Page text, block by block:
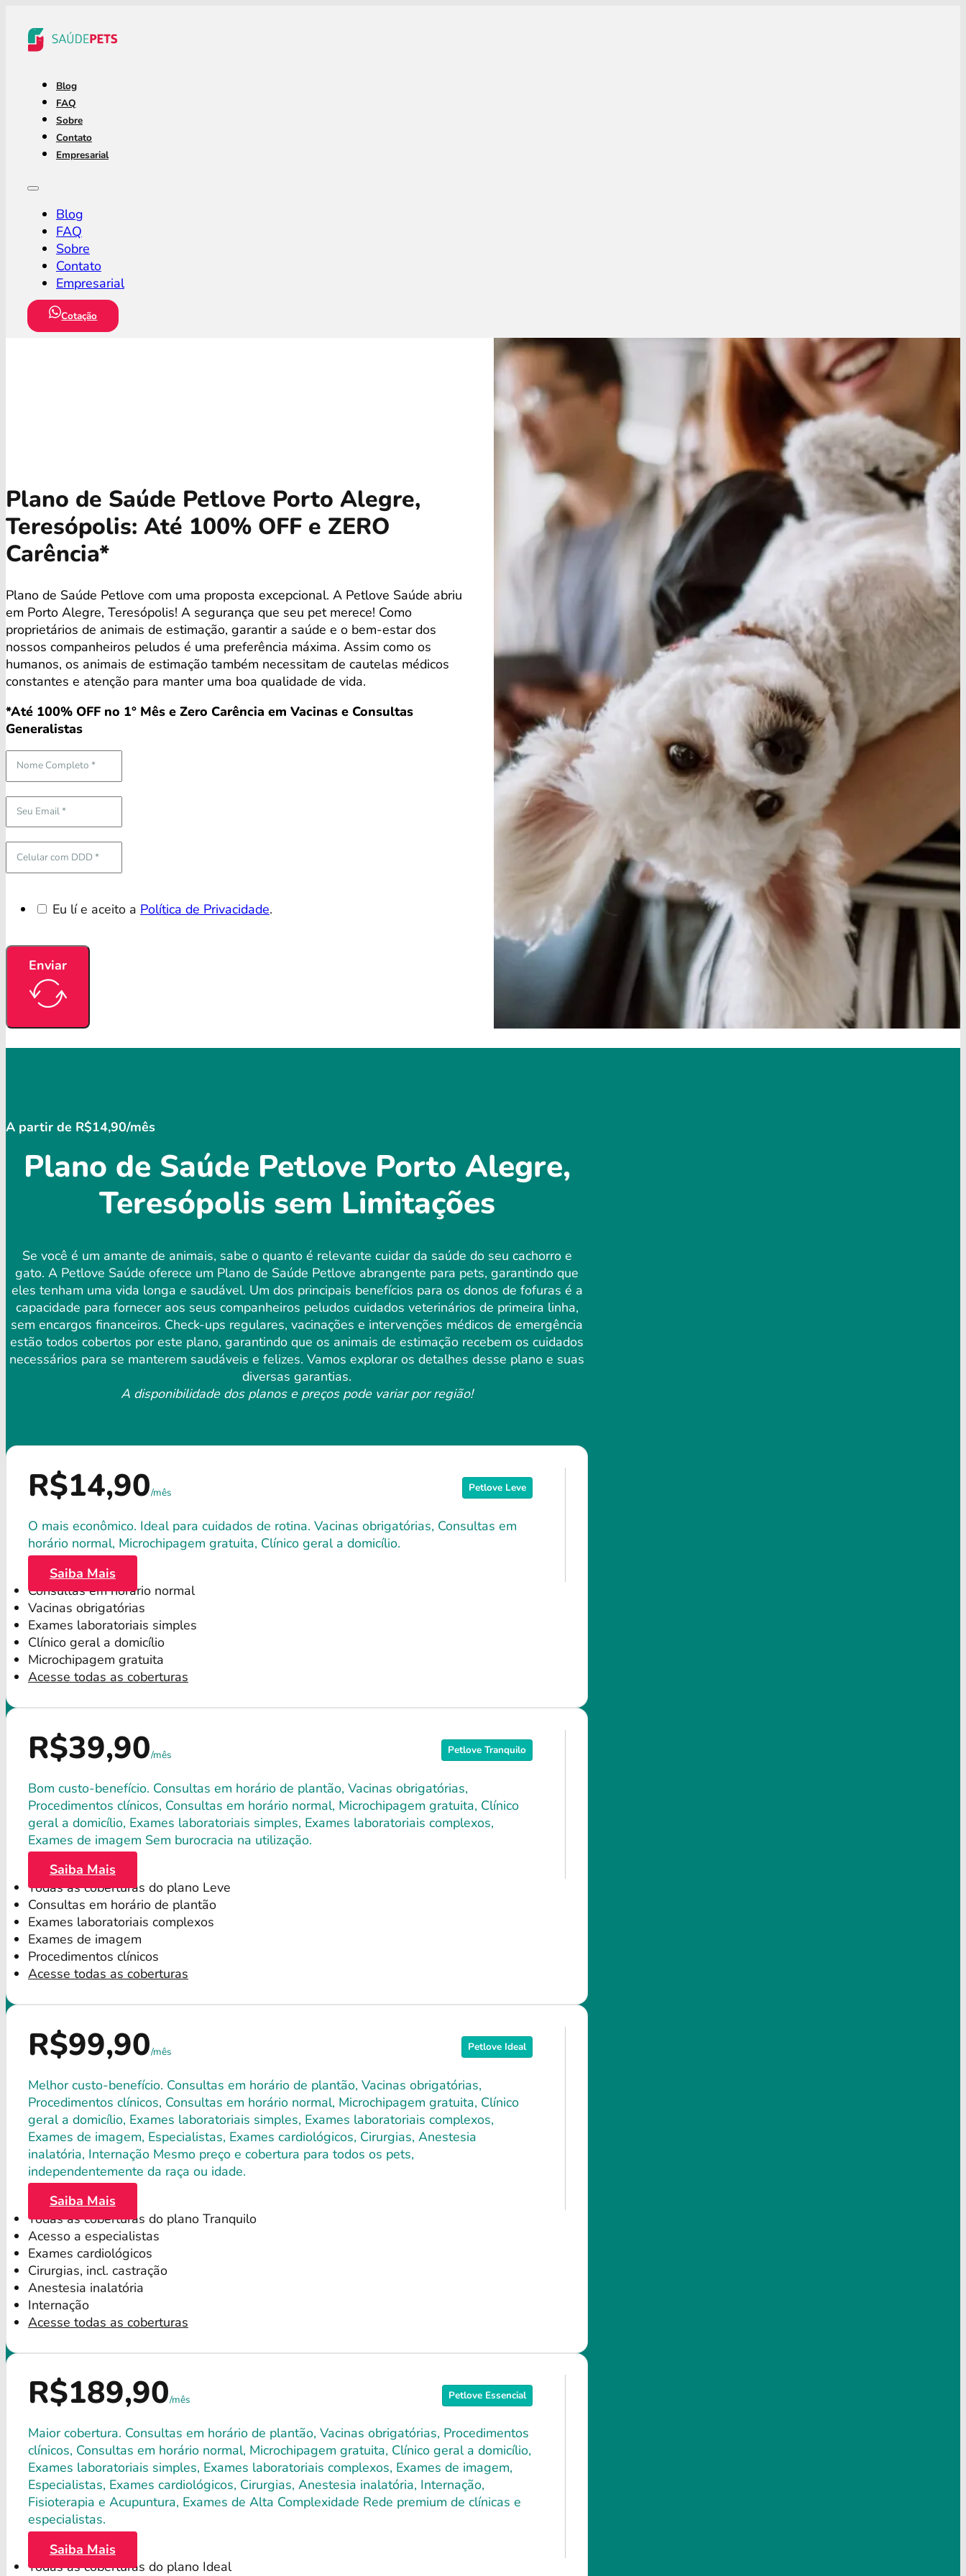
Blog
FAQ
Sobre
Contato
Empresarial
Blog
FAQ
Sobre
Contato
Empresarial
Cotação
Plano de Saúde Petlove Porto Alegre,
Teresópolis: Até 100% OFF e ZERO
Carência*
Plano de Saúde Petlove com uma proposta excepcional. A Petlove Saúde abriu
em Porto Alegre, Teresópolis! A segurança que seu pet merece! Como
proprietários de animais de estimação, garantir a saúde e o bem-estar dos
nossos companheiros peludos é uma preferência máxima. Assim como os
humanos, os animais de estimação também necessitam de cautelas médicos
constantes e atenção para manter uma boa qualidade de vida.
*Até 100% OFF no 1° Mês e Zero Carência em Vacinas e Consultas
Generalistas
Eu lí e aceito a Política de Privacidade.
Enviar
A partir de R$14,90/mês
Plano de Saúde Petlove Porto Alegre,
Teresópolis sem Limitações
Se você é um amante de animais, sabe o quanto é relevante cuidar da saúde do seu cachorro e
gato. A Petlove Saúde oferece um Plano de Saúde Petlove abrangente para pets, garantindo que
eles tenham uma vida longa e saudável. Um dos principais benefícios para os donos de fofuras é a
capacidade para fornecer aos seus companheiros peludos cuidados veterinários de primeira linha,
sem encargos financeiros. Check-ups regulares, vacinações e intervenções médicos de emergência
estão todos cobertos por este plano, garantindo que os animais de estimação recebem os cuidados
necessários para se manterem saudáveis ​​e felizes. Vamos explorar os detalhes desse plano e suas
diversas garantias.
A disponibilidade dos planos e preços pode variar por região!
Petlove Leve
R$14,90/mês
O mais econômico. Ideal para cuidados de rotina. Vacinas obrigatórias, Consultas em
horário normal, Microchipagem gratuita, Clínico geral a domicílio.
Saiba Mais
Consultas em horário normal
Vacinas obrigatórias
Exames laboratoriais simples
Clínico geral a domicílio
Microchipagem gratuita
Acesse todas as coberturas
Petlove Tranquilo
R$39,90/mês
Bom custo-benefício. Consultas em horário de plantão, Vacinas obrigatórias,
Procedimentos clínicos, Consultas em horário normal, Microchipagem gratuita, Clínico
geral a domicílio, Exames laboratoriais simples, Exames laboratoriais complexos,
Exames de imagem Sem burocracia na utilização.
Saiba Mais
Todas as coberturas do plano Leve
Consultas em horário de plantão
Exames laboratoriais complexos
Exames de imagem
Procedimentos clínicos
Acesse todas as coberturas
Petlove Ideal
R$99,90/mês
Melhor custo-benefício. Consultas em horário de plantão, Vacinas obrigatórias,
Procedimentos clínicos, Consultas em horário normal, Microchipagem gratuita, Clínico
geral a domicílio, Exames laboratoriais simples, Exames laboratoriais complexos,
Exames de imagem, Especialistas, Exames cardiológicos, Cirurgias, Anestesia
inalatória, Internação Mesmo preço e cobertura para todos os pets,
independentemente da raça ou idade.
Saiba Mais
Todas as coberturas do plano Tranquilo
Acesso a especialistas
Exames cardiológicos
Cirurgias, incl. castração
Anestesia inalatória
Internação
Acesse todas as coberturas
Petlove Essencial
R$189,90/mês
Maior cobertura. Consultas em horário de plantão, Vacinas obrigatórias, Procedimentos
clínicos, Consultas em horário normal, Microchipagem gratuita, Clínico geral a domicílio,
Exames laboratoriais simples, Exames laboratoriais complexos, Exames de imagem,
Especialistas, Exames cardiológicos, Cirurgias, Anestesia inalatória, Internação,
Fisioterapia e Acupuntura, Exames de Alta Complexidade Rede premium de clínicas e
especialistas.
Saiba Mais
Todas as coberturas do plano Ideal